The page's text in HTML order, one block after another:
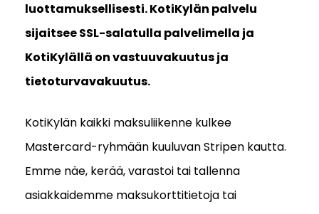
luottamuksellisesti. KotiKylän palvelu
sijaitsee SSL-salatulla palvelimella ja
KotiKylällä on vastuuvakuutus ja
tietoturvavakuutus.
KotiKylän kaikki maksuliikenne kulkee
Mastercard-ryhmään kuuluvan Stripen kautta.
Emme näe, kerää, varastoi tai tallenna
asiakkaidemme maksukorttitietoja tai